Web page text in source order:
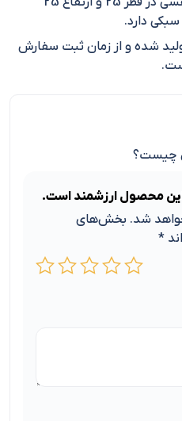
دارد.
شده و از زمان ثبت سفارش
چیست؟
این محصول ارزشمند است.
شد. بخش‌های
*